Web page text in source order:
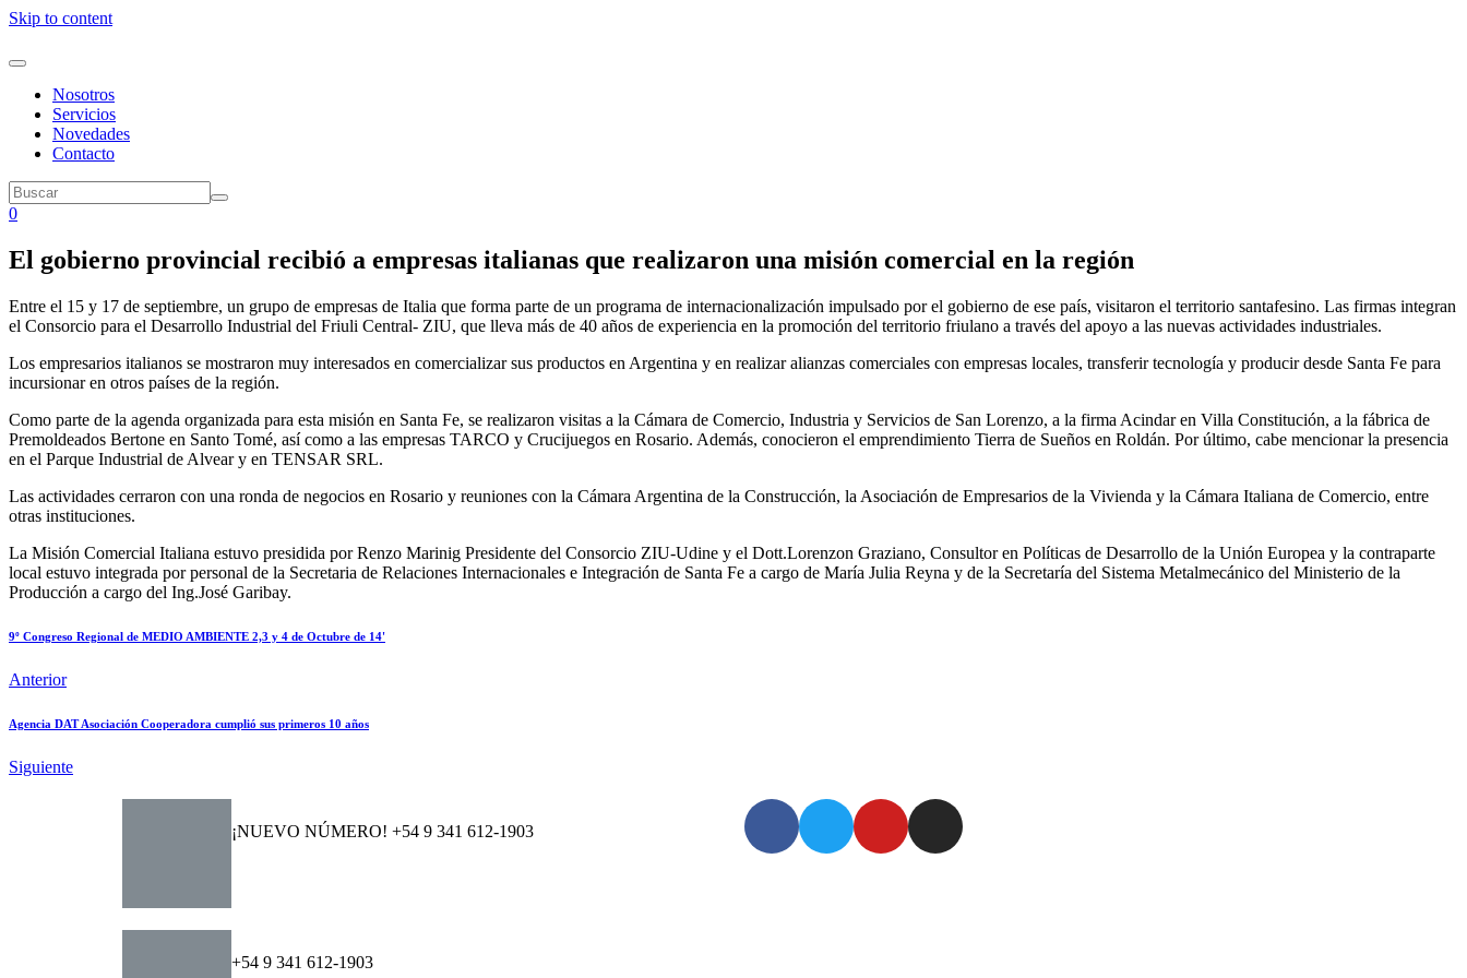
Skip to content
Nosotros
Servicios
Novedades
Contacto
0
El gobierno provincial recibió a empresas italianas que realizaron una misión comercial en la región
Entre el 15 y 17 de septiembre, un grupo de empresas de Italia que forma parte de un programa de internacionalización impulsado por el gobierno de ese país, visitaron el territorio santafesino. Las firmas integran
el Consorcio para el Desarrollo Industrial del Friuli Central- ZIU, que lleva más de 40 años de experiencia en la promoción del territorio friulano a través del apoyo a las nuevas actividades industriales.
Los empresarios italianos se mostraron muy interesados en comercializar sus productos en Argentina y en realizar alianzas comerciales con empresas locales, transferir tecnología y producir desde Santa Fe para
incursionar en otros países de la región.
Como parte de la agenda organizada para esta misión en Santa Fe, se realizaron visitas a la Cámara de Comercio, Industria y Servicios de San Lorenzo, a la firma Acindar en Villa Constitución, a la fábrica de
Premoldeados Bertone en Santo Tomé, así como a las empresas TARCO y Crucijuegos en Rosario. Además, conocieron el emprendimiento Tierra de Sueños en Roldán. Por último, cabe mencionar la presencia
en el Parque Industrial de Alvear y en TENSAR SRL.
Las actividades cerraron con una ronda de negocios en Rosario y reuniones con la Cámara Argentina de la Construcción, la Asociación de Empresarios de la Vivienda y la Cámara Italiana de Comercio, entre
otras instituciones.
La Misión Comercial Italiana estuvo presidida por Renzo Marinig Presidente del Consorcio ZIU-Udine y el Dott.Lorenzon Graziano, Consultor en Políticas de Desarrollo de la Unión Europea y la contraparte
local estuvo integrada por personal de la Secretaria de Relaciones Internacionales e Integración de Santa Fe a cargo de María Julia Reyna y de la Secretaría del Sistema Metalmecánico del Ministerio de la
Producción a cargo del Ing.José Garibay.
9º Congreso Regional de MEDIO AMBIENTE 2,3 y 4 de Octubre de 14'
Anterior
Agencia DAT Asociación Cooperadora cumplió sus primeros 10 años
Siguiente
¡NUEVO NÚMERO! +54 9 341 612-1903
+54 9 341 612-1903